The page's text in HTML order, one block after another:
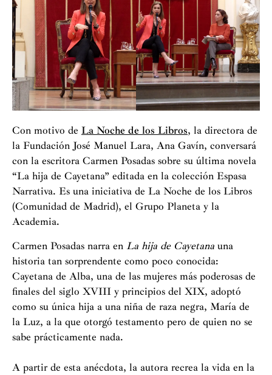
Con motivo de La Noche de los Libros, la directora de
la Fundación José Manuel Lara, Ana Gavín, conversará
con la escritora Carmen Posadas sobre su última novela
“La hija de Cayetana” editada en la colección Espasa
Narrativa. Es una iniciativa de La Noche de los Libros
(Comunidad de Madrid), el Grupo Planeta y la
Academia.
Carmen Posadas narra en La hija de Cayetana una
historia tan sorprendente como poco conocida:
Cayetana de Alba, una de las mujeres más poderosas de
finales del siglo XVIII y principios del XIX, adoptó
como su única hija a una niña de raza negra, María de
la Luz, a la que otorgó testamento pero de quien no se
sabe prácticamente nada.
A partir de esta anécdota, la autora recrea la vida en la